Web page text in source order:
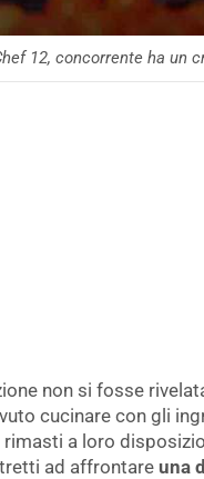
12, concorrente ha un
non si fosse
cucinare con gli
a loro
ad affrontare una